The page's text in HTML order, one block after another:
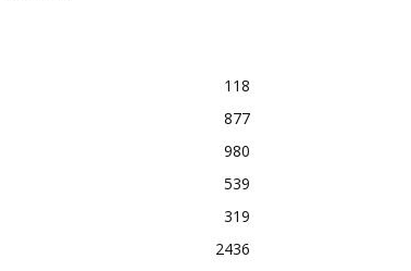
118
877
980
539
319
2436